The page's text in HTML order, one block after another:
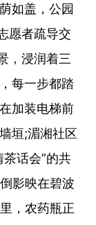
如盖，公园
愿者疏导交
，浸润着三
每一步都踏
加装电梯前
垣;湄湘社区
话会”的共
影映在碧波
，农药瓶正